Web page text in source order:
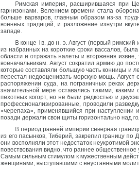
Римская империя, расширившаяся при
гарнизонами. Велением времени стала
больше варваров, главным образом из-за
военных традиций, и разложение изнутри
западе.
В конце I в. до н. э. Август (первый
из набранных на короткие сроки вассалов,
области и отражать налеты и вторжения
военачальникам. Август сократил армию до
которые составляли большую часть конницы и
перестал недооценивать морскую мощь.
распоряжении суда, на пограничных реках
значительной мере оставались такими,
пехотных когорт, но не были редкостью и
профессионализированные, проводили
«черепаха», применявшийся при
позади держали свои щиты горизонтально над
В период ранней империи северная
из его пасынков, Тиберий, закрепил границу
они восполняли этот недостаток неукротимой
повествования видно, что раннее
Самым сильным стимулом к мужественным
женщинами, выступавшими с неустанными